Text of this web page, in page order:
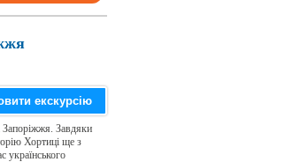
екскурсію
Запоріжжя. Завдяки
Хортиці ще з
українського